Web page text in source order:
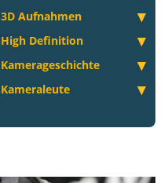
3D Aufnahmen
High Definition
Kamerageschichte
Kameraleute